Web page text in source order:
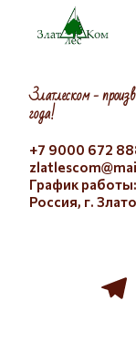
Златлеском -
года!
+7 9000 672
График
Россия, г.